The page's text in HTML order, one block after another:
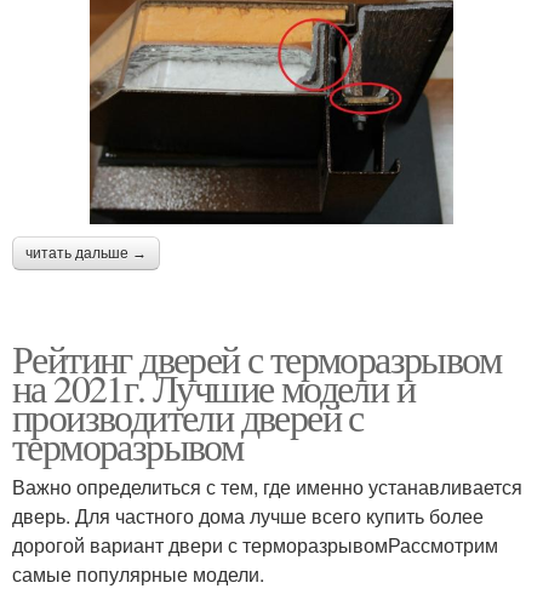
читать дальше →
Рейтинг дверей с терморазрывом
на 2021г. Лучшие модели и
производители дверей с
терморазрывом
Важно определиться с тем, где именно устанавливается
дверь. Для частного дома лучше всего купить более
дорогой вариант двери с терморазрывомРассмотрим
самые популярные модели.